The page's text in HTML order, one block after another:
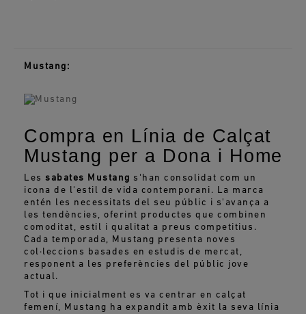
Mustang:
Compra en Línia de Calçat
Mustang per a Dona i Home
Les sabates Mustang s'han consolidat com un
icona de l'estil de vida contemporani. La marca
entén les necessitats del seu públic i s'avança a
les tendències, oferint productes que combinen
comoditat, estil i qualitat a preus competitius.
Cada temporada, Mustang presenta noves
col·leccions basades en estudis de mercat,
responent a les preferències del públic jove
actual.
Tot i que inicialment es va centrar en calçat
femení, Mustang ha expandit amb èxit la seva línia